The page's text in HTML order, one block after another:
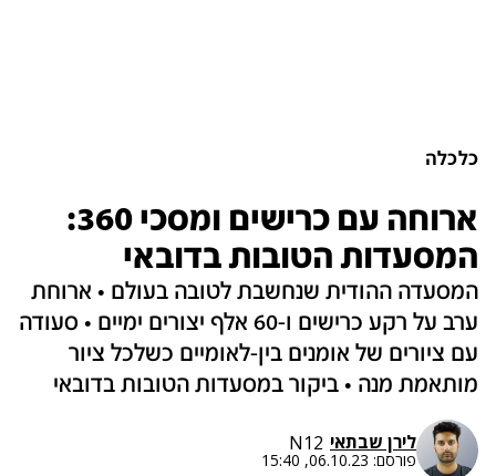
כלכלה
ארוחה עם כרישים ומסכי 360:
המסעדות הטובות בדובאי
המסעדה ההודית שנחשבת לטובה בעולם • ארוחת
ערב על רקע כרישים ו-60 אלף יצורים ימיים • סעודה
עם ציורים של אומנים בין-לאומיים כשלכל ציור
מותאמת מנה • ביקור במסעדות הטובות בדובאי
לירן שבתאי N12
פורסם: 06.10.23, 15:40